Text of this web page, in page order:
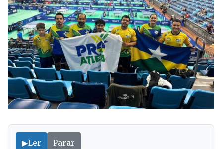
▶Ler Parar